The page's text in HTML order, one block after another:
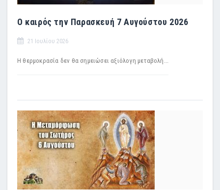
Ο καιρός την Παρασκευή 7 Αυγούστου 2026
21 Ιουλίου 2026
Η θερμοκρασία δεν θα σημειώσει αξιόλογη μεταβολή...